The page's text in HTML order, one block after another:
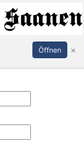
Anmelden
Öffnen ×